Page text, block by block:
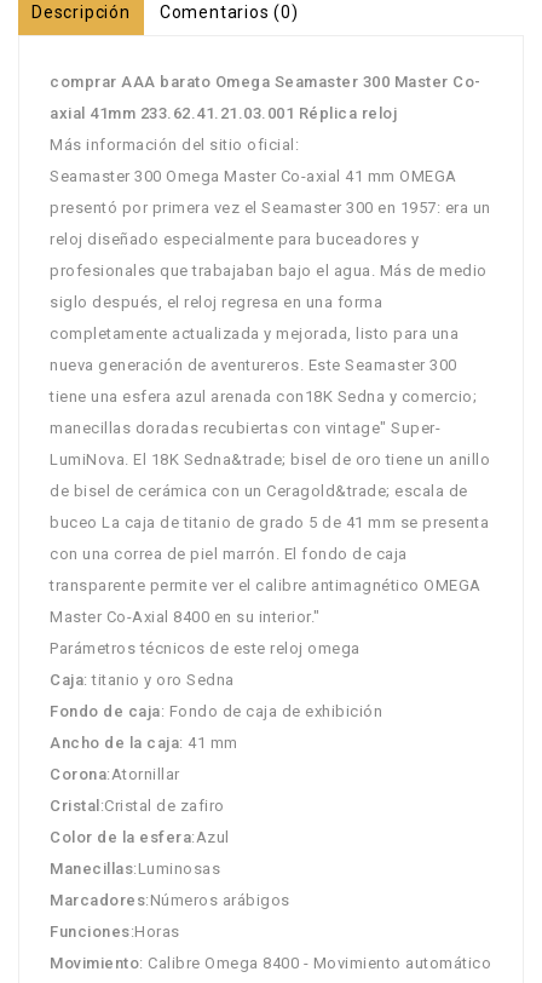
Descripción Comentarios (0)
comprar AAA barato Omega Seamaster 300 Master Co-
axial 41mm 233.62.41.21.03.001 Réplica reloj
Más información del sitio oficial:
Seamaster 300 Omega Master Co-axial 41 mm OMEGA
presentó por primera vez el Seamaster 300 en 1957: era un
reloj diseñado especialmente para buceadores y
profesionales que trabajaban bajo el agua. Más de medio
siglo después, el reloj regresa en una forma
completamente actualizada y mejorada, listo para una
nueva generación de aventureros. Este Seamaster 300
tiene una esfera azul arenada con18K Sedna y comercio;
manecillas doradas recubiertas con vintage" Super-
LumiNova. El 18K Sedna&trade; bisel de oro tiene un anillo
de bisel de cerámica con un Ceragold&trade; escala de
buceo La caja de titanio de grado 5 de 41 mm se presenta
con una correa de piel marrón. El fondo de caja
transparente permite ver el calibre antimagnético OMEGA
Master Co-Axial 8400 en su interior."
Parámetros técnicos de este reloj omega
Caja: titanio y oro Sedna
Fondo de caja: Fondo de caja de exhibición
Ancho de la caja: 41 mm
Corona:Atornillar
Cristal :Cristal de zafiro
Color de la esfera:Azul
Manecillas:Luminosas
Marcadores:Números arábigos
Funciones:Horas
Movimiento: Calibre Omega 8400 - Movimiento automático